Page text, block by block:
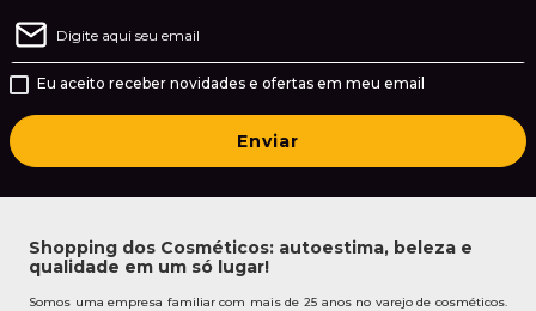
Eu aceito receber novidades e ofertas em meu email
Enviar
Shopping dos Cosméticos: autoestima, beleza e
qualidade em um só lugar!
Somos uma empresa familiar com mais de 25 anos no varejo de cosméticos.